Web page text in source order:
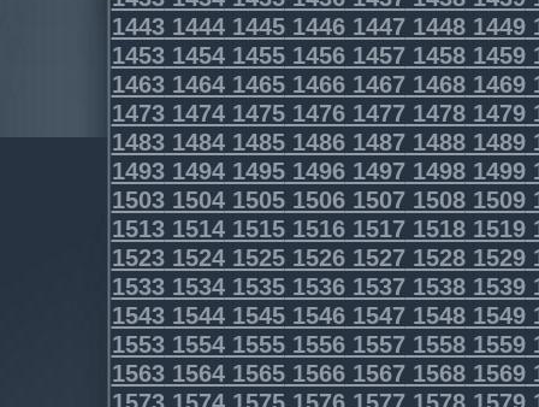
1443144414451446144714481449
1453145414551456145714581459
1463146414651466146714681469
1473147414751476147714781479
1483148414851486148714881489
1493149414951496149714981499
1503150415051506150715081509
1513151415151516151715181519
1523152415251526152715281529
1533153415351536153715381539
1543154415451546154715481549
1553155415551556155715581559
1563156415651566156715681569